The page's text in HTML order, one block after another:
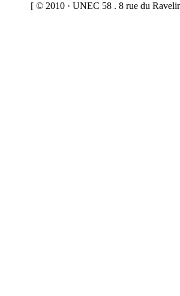
[ © 2010 · UNEC 58 . 8 rue du